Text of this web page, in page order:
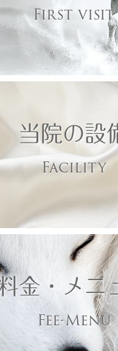
First visit
当院の設
Facility
金・メニ
Fee-Menu